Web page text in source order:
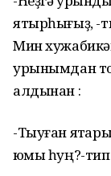
ятырһығыҙ, -
Мин
урынымдан
алдынан :
-Тыуған
юҡмы һуң?-